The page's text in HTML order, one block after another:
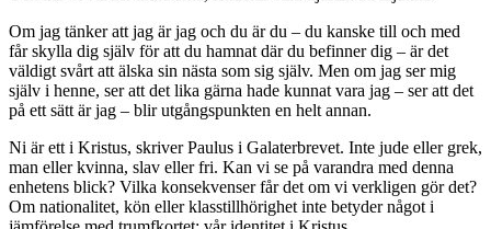
Om jag tänker att jag är jag och du är du – du kanske till och med
får skylla dig själv för att du hamnat där du befinner dig – är det
väldigt svårt att älska sin nästa som sig själv. Men om jag ser mig
själv i henne, ser att det lika gärna hade kunnat vara jag – ser att det
på ett sätt är jag – blir utgångspunkten en helt annan.
Ni är ett i Kristus, skriver Paulus i Galaterbrevet. Inte jude eller grek,
man eller kvinna, slav eller fri. Kan vi se på varandra med denna
enhetens blick? Vilka konsekvenser får det om vi verkligen gör det?
Om nationalitet, kön eller klasstillhörighet inte betyder något i